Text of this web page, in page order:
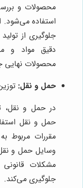
محصولات و
استفاده می‌شود.
جلوگیری از
دقیق مواد و
محصولات نهایی
حمل و نقل:
در حمل و نقل،
حمل و نقل
مقررات مربوط
وسایل حمل و
مشکلات
جلوگیری می‌کند.